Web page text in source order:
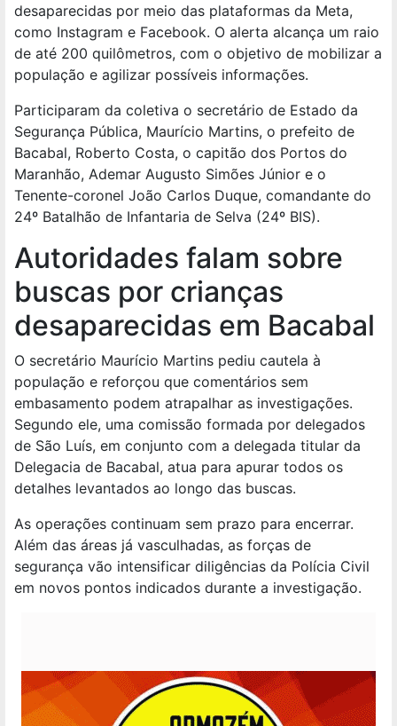
desaparecidas por meio das plataformas da Meta,
como Instagram e Facebook. O alerta alcança um raio
de até 200 quilômetros, com o objetivo de mobilizar a
população e agilizar possíveis informações.
Participaram da coletiva o secretário de Estado da
Segurança Pública, Maurício Martins, o prefeito de
Bacabal, Roberto Costa, o capitão dos Portos do
Maranhão, Ademar Augusto Simões Júnior e o
Tenente-coronel João Carlos Duque, comandante do
24º Batalhão de Infantaria de Selva (24º BIS).
Autoridades falam sobre
buscas por crianças
desaparecidas em Bacabal
O secretário Maurício Martins pediu cautela à
população e reforçou que comentários sem
embasamento podem atrapalhar as investigações.
Segundo ele, uma comissão formada por delegados
de São Luís, em conjunto com a delegada titular da
Delegacia de Bacabal, atua para apurar todos os
detalhes levantados ao longo das buscas.
As operações continuam sem prazo para encerrar.
Além das áreas já vasculhadas, as forças de
segurança vão intensificar diligências da Polícia Civil
em novos pontos indicados durante a investigação.